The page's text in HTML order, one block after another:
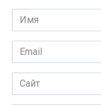
Имя
*
Email
*
Сайт